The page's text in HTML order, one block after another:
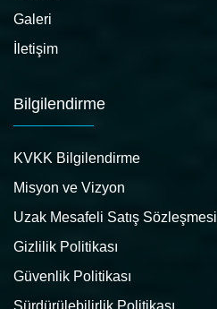
Galeri
İletişim
Bilgilendirme
KVKK Bilgilendirme
Misyon ve Vizyon
Uzak Mesafeli Satış Sözleşmesi
Gizlilik Politikası
Güvenlik Politikası